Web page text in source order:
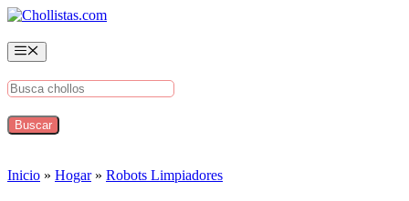
Saltar
contenido
Menú
Inicio » Hogar» Robots Limpiadores